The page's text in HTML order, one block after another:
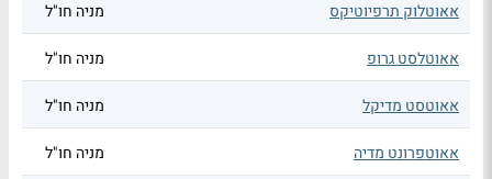
אאוטלוק תרפיוטיקס מניה חו"ל
אאוטלסט גרופ מניה חו"ל
אאוטסט מדיקל מניה חו"ל
אאוטפרונט מדיה מניה חו"ל